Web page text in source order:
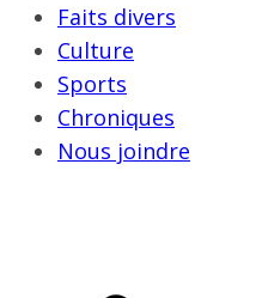
Faits divers
Culture
Sports
Chroniques
Nous joindre